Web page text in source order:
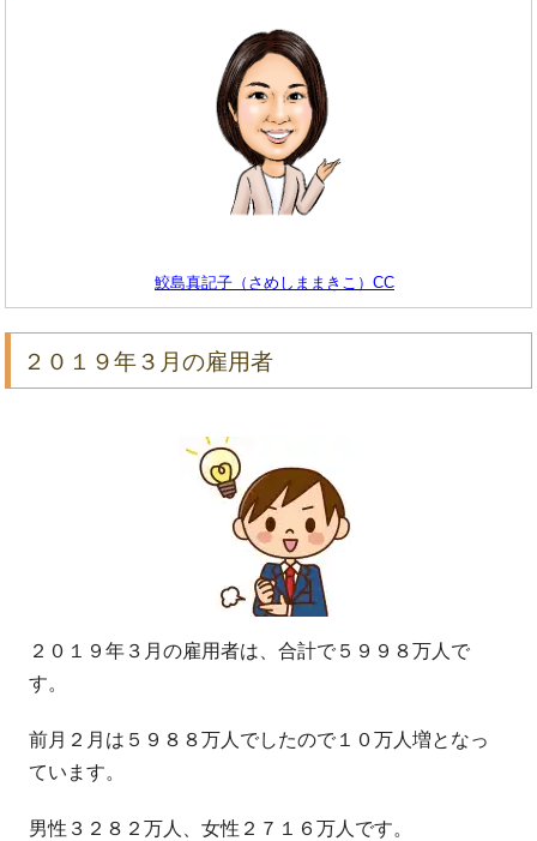
鮫島真記子（さめしままきこ）CC
２０１９年３月の雇用者
２０１９年３月の雇用者は、合計で５９９８万人で
す。
前月２月は５９８８万人でしたので１０万人増となっ
ています。
男性３２８２万人、女性２７１６万人です。